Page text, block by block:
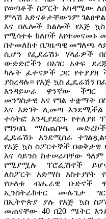
የወጣቶች ስፖርት አካዳሚው
ምላሽ አድናቆታቸውንም
እና በሌሎች ክልሎች የእጅ
የሚሳተፉ ክለቦች እየተመናመኑ
በተመለከተ በጋዜጣዊ መግለጫ
ሲሆን የፌደሬሽኑ ሃላፊዎች
ውድድሮችን በአገር አቀፍ
ካሉት ፈተናዎች ጋር የተያያዘ
ያስረዳሉ፡፡ የእጅ ኳስ ፌዴሬሽን
እንዳይሠራ ዋንኛው ችግር
መንግስታዊ እና የግል ተቋማት
እና እድገት ሊመጣ
ተሳትፎ እንዲያደርጉ የተለያዩ
የግንዛቤ ማስጨበጫ
ፌዴሬሽኑ እንደሚሰራ
የእጅ ኳስ ስፖርተኞች በወቅታዊ
እና ሳይንስ ከተሠራባቸው ዓለም
የሚያሟሉ ፕሮፌሽኖች
ለስፖርት አድማስ አስተያየት
የሁለቱ ብሔራዊ ቡድኖች
ኢንስትራክተር ሙሉጌታ
በኢትዮጵያ ያሉ የእጅ ኳስ
መጠናቸው 40 በ20 ሜትር